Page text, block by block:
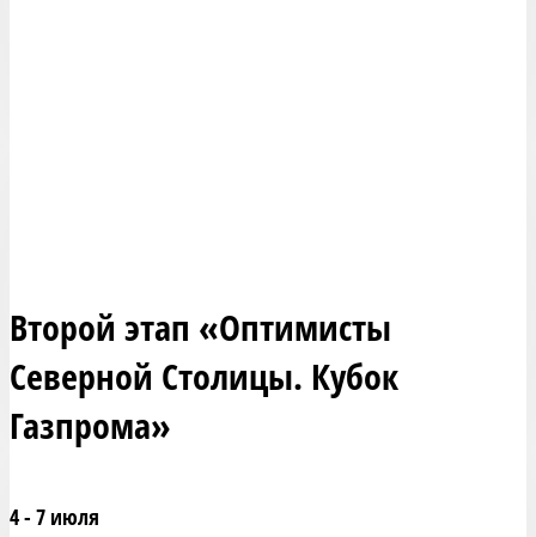
Второй этап «Оптимисты
Северной Столицы. Кубок
Газпрома»
4 - 7 июля